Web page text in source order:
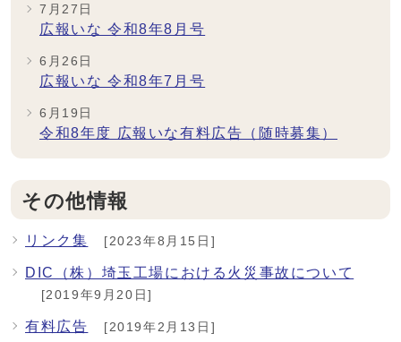
7月27日
広報いな 令和8年8月号
6月26日
広報いな 令和8年7月号
6月19日
令和8年度 広報いな有料広告（随時募集）
その他情報
リンク集 [2023年8月15日]
DIC（株）埼玉工場における火災事故について
[2019年9月20日]
有料広告 [2019年2月13日]